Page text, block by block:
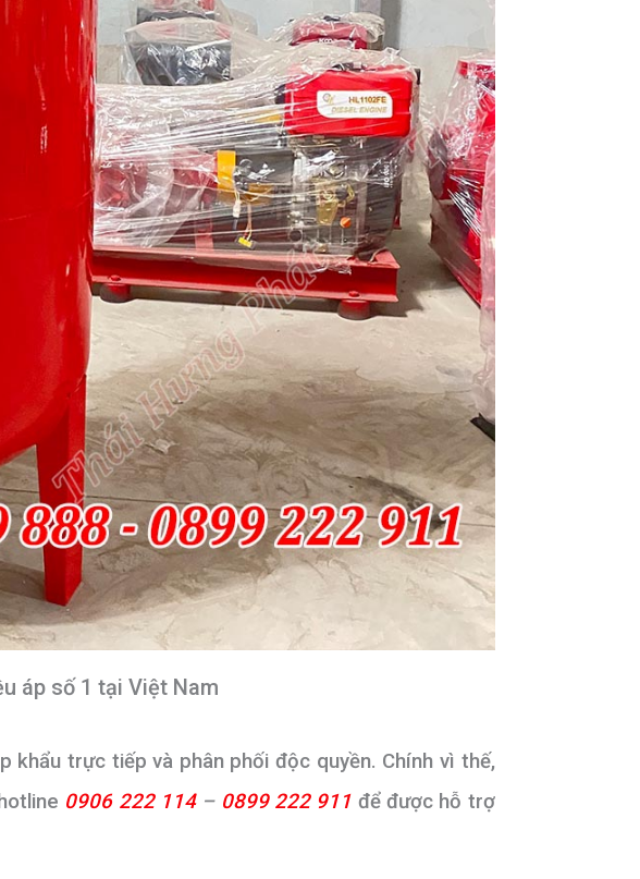
áp số 1 tại Việt Nam
khẩu trực tiếp và phân phối độc quyền. Chính vì thế,
0906 222 114– 0899 222 911 để được hỗ trợ